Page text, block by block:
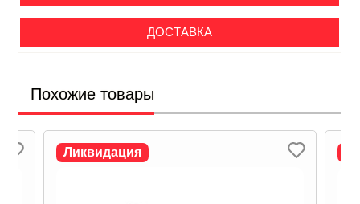
ДОСТАВКА
Похожие товары
Ликвидация